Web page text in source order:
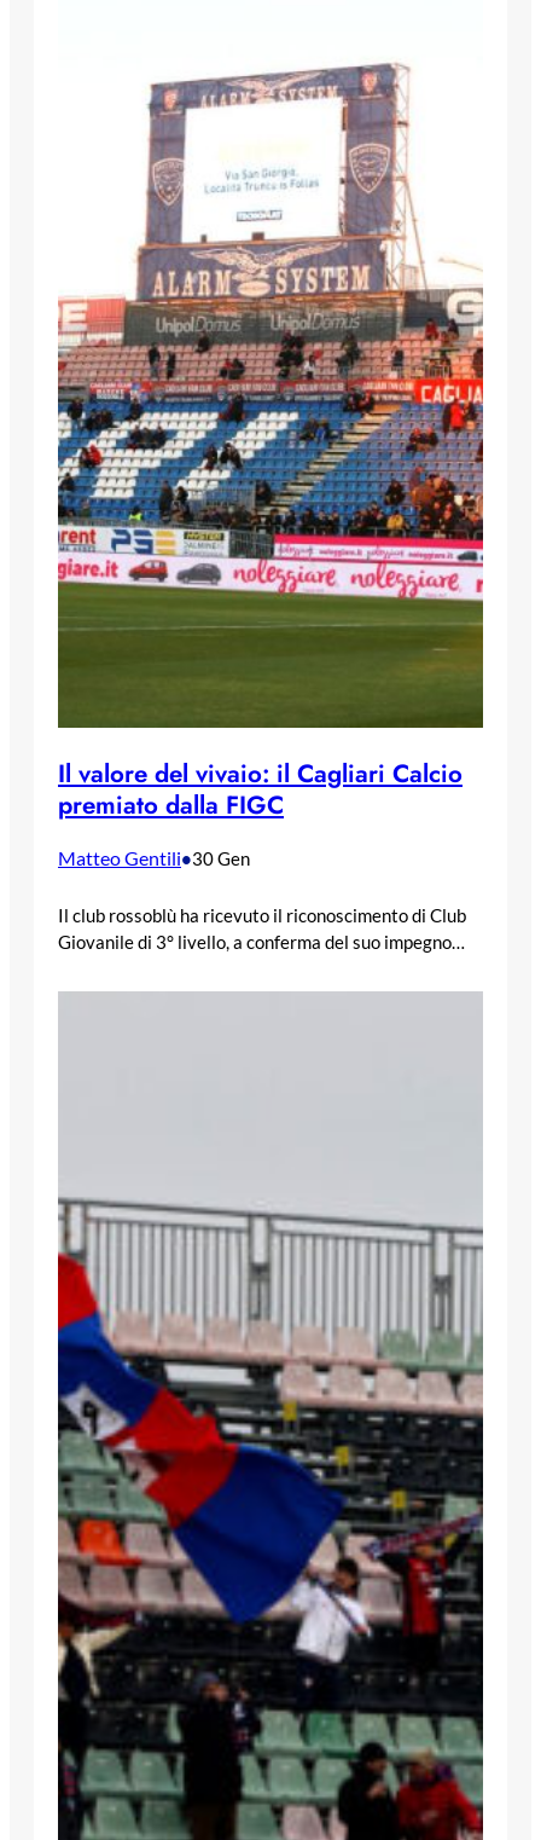
Il valore del vivaio: il Cagliari Calcio
premiato dalla FIGC
Matteo Gentili•30 Gen
Il club rossoblù ha ricevuto il riconoscimento di Club
Giovanile di 3° livello, a conferma del suo impegno…